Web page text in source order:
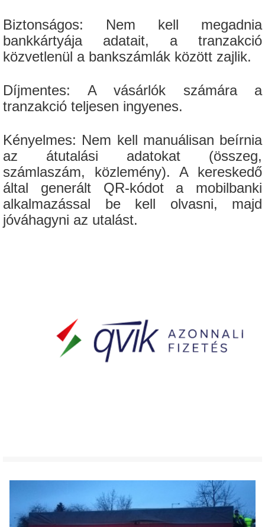
Biztonságos: Nem kell megadnia
bankkártyája adatait, a tranzakció
közvetlenül a bankszámlák között zajlik.
Díjmentes: A vásárlók számára a
tranzakció teljesen ingyenes.
Kényelmes: Nem kell manuálisan beírnia
az átutalási adatokat (összeg,
számlaszám, közlemény). A kereskedő
által generált QR-kódot a mobilbanki
alkalmazással be kell olvasni, majd
jóváhagyni az utalást.